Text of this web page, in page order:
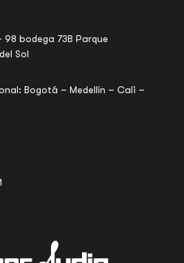
98 bodega 73B Parque
Sol
Bogotá – Medellín – Cali –